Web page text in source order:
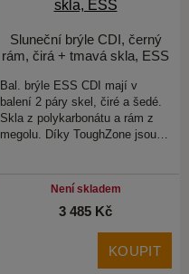
Sluneční brýle CDI, černý
rám, čirá + tmavá skla, ESS
Bal. brýle ESS CDI mají v
balení 2 páry skel, čiré a šedé.
Skla z polykarbonátu a rám z
megolu. Díky ToughZone jsou…
Není skladem
3 485 Kč
KOUPIT